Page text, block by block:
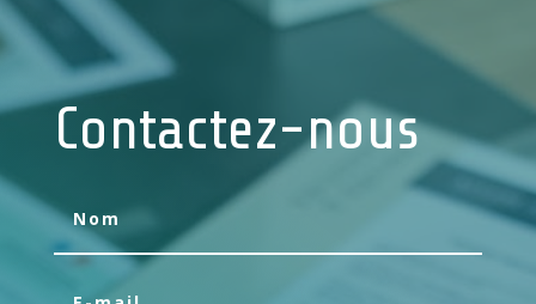
Contactez-nous